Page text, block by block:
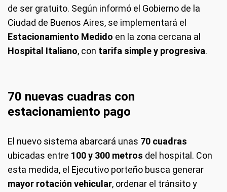
de ser gratuito. Según informó el Gobierno de la
Ciudad de Buenos Aires, se implementará el
Estacionamiento Medido en la zona cercana al
Hospital Italiano, con tarifa simple y progresiva.
70 nuevas cuadras con
estacionamiento pago
El nuevo sistema abarcará unas 70 cuadras
ubicadas entre 100 y 300 metros del hospital. Con
esta medida, el Ejecutivo porteño busca generar
mayor rotación vehicular, ordenar el tránsito y